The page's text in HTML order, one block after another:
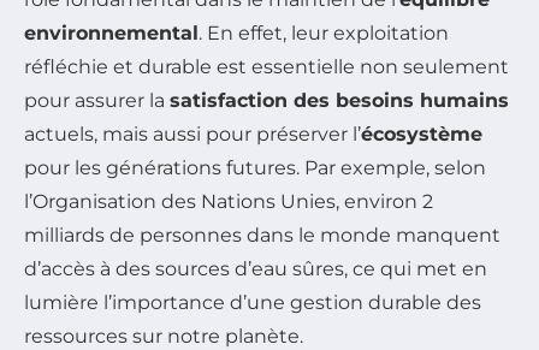
environnemental . En effet, leur exploitation
réfléchie et durable est essentielle non seulement
pour assurer la satisfaction des besoins humains
actuels, mais aussi pour préserver l’écosystème
pour les générations futures. Par exemple, selon
l’Organisation des Nations Unies, environ 2
milliards de personnes dans le monde manquent
d’accès à des sources d’eau sûres, ce qui met en
lumière l’importance d’une gestion durable des
ressources sur notre planète.